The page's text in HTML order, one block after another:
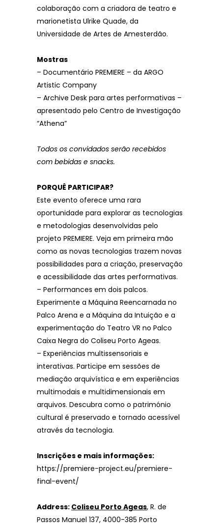
colaboração com a criadora de teatro e
marionetista Ulrike Quade, da
Universidade de Artes de Amesterdão.
Mostras
– Documentário PREMIERE – da ARGO
Artistic Company
– Archive Desk para artes performativas –
apresentado pelo Centro de Investigação
“Athena”
Todos os convidados serão recebidos
com bebidas e snacks.
PORQUÊ PARTICIPAR?
Este evento oferece uma rara
oportunidade para explorar as tecnologias
e metodologias desenvolvidas pelo
projeto PREMIERE. Veja em primeira mão
como as novas tecnologias trazem novas
possibilidades para a criação, preservação
e acessibilidade das artes performativas.
– Performances em dois palcos.
Experimente a Máquina Reencarnada no
Palco Arena e a Máquina da Intuição e a
experimentação do Teatro VR no Palco
Caixa Negra do Coliseu Porto Ageas.
– Experiências multissensoriais e
interativas. Participe em sessões de
mediação arquivística e em experiências
multimodais e multidimensionais em
arquivos. Descubra como o património
cultural é preservado e tornado acessível
através da tecnologia.
Inscrições e mais informações:
https://premiere-project.eu/premiere-
final-event/
Address: Coliseu Porto Ageas, R. de
Passos Manuel 137, 4000-385 Porto